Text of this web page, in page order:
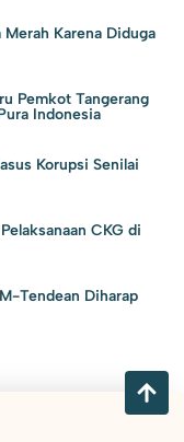
Karena Diduga
Pemkot Tangerang
Indonesia
Korupsi Senilai
CKG di
Tendean Diharap